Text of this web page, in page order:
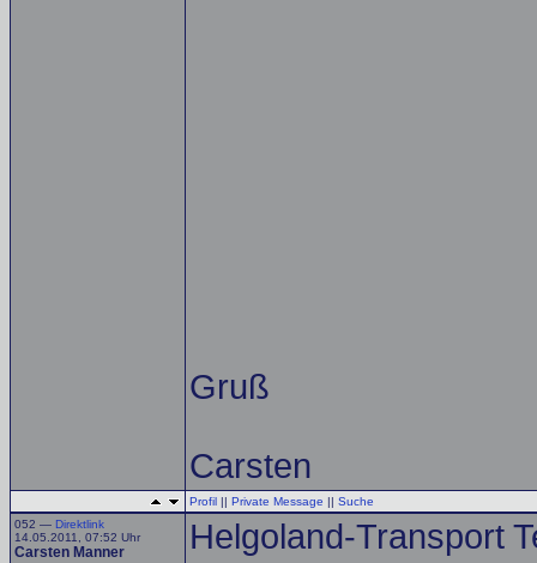
Gruß
Carsten
Profil || Private Message || Suche
052 — Direktlink
14.05.2011, 07:52 Uhr
Carsten Manner Helgoland-Transport